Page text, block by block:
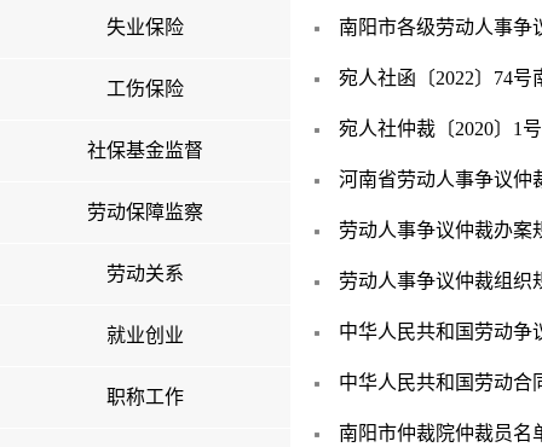
失业保险
工伤保险
社保基金监督
劳动保障监察
劳动关系
就业创业
职称工作
南阳市各级劳动人事争
宛人社函〔2022〕74
宛人社仲裁〔2020〕1
河南省劳动人事争议仲
劳动人事争议仲裁办案
劳动人事争议仲裁组织
中华人民共和国劳动争
中华人民共和国劳动合
南阳市仲裁院仲裁员名